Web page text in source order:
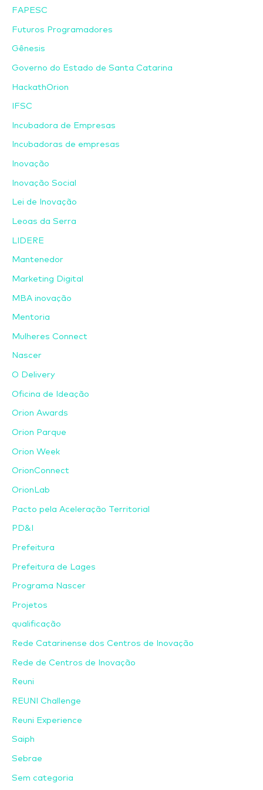
FAPESC
Futuros Programadores
Gênesis
Governo do Estado de Santa Catarina
HackathOrion
IFSC
Incubadora de Empresas
Incubadoras de empresas
Inovação
Inovação Social
Lei de Inovação
Leoas da Serra
LIDERE
Mantenedor
Marketing Digital
MBA inovação
Mentoria
Mulheres Connect
Nascer
O Delivery
Oficina de Ideação
Orion Awards
Orion Parque
Orion Week
OrionConnect
OrionLab
Pacto pela Aceleração Territorial
PD&I
Prefeitura
Prefeitura de Lages
Programa Nascer
Projetos
qualificação
Rede Catarinense dos Centros de Inovação
Rede de Centros de Inovação
Reuni
REUNI Challenge
Reuni Experience
Saiph
Sebrae
Sem categoria